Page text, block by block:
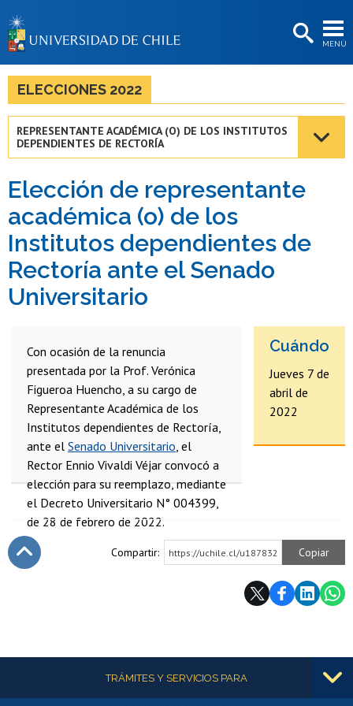
MENÚ
BIBLIOTECAS
LA UNIVERSIDAD
Estudiantes
Funcionarias/os
Egresadas/os
ELECCIONES 2022
REPRESENTANTE ACADÉMICA (O) DE LOS INSTITUTOS
DEPENDIENTES DE RECTORÍA
Elección de representante
académica (o) de los
Institutos dependientes de
Rectoría ante el Senado
Universitario
Con ocasión de la renuncia
presentada por la Prof. Verónica
Figueroa Huencho, a su cargo de
Representante Académica de los
Institutos dependientes de Rectoría,
ante el Senado Universitario, el
Rector Ennio Vivaldi Véjar convocó a
elección para su reemplazo, mediante
el Decreto Universitario N° 004399,
de 28 de febrero de 2022.
Cuándo
Jueves 7 de
abril de
2022
Compartir: https://uchile.cl/u187832 Copiar
Más informaciónTRÁMITES Y SERVICIOS PARA